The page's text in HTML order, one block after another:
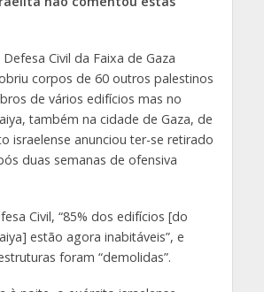
Civil da Faixa de Gaza
corpos de 60 outros palestinos
de vários edifícios mas no
também na cidade de Gaza, de
israelense anunciou ter-se retirado
duas semanas de ofensiva
Civil, “85% dos edifícios [do
estão agora inabitáveis”, e
foram “demolidas”.